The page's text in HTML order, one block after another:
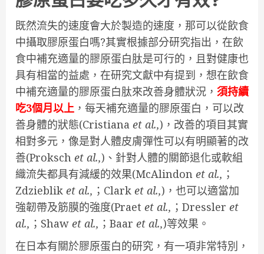
既然流失的速度會大於製造的速度，那可以從飲食
中攝取膠原蛋白嗎?其實根據部分研究指出，在飲
食中補充適量的膠原蛋白肽是可行的，且對健康也
具有相當的益處，在研究文獻中有提到，想在飲食
中補充適量的膠原蛋白肽來改善身體狀況， 須持續
吃3個月以上 ，每天補充適量的膠原蛋白，可以改
善身體的狀態(Cristiana et al.,)，改善的項目其實
相對多元，像是對人體皮膚彈性可以有明顯著的改
善(Proksch et al.,)、針對人體的關節退化或軟組
織流失都具有減緩的效果(McAlindon et al., ；
Zdzieblik et al., ；Clark et al.,)，也可以適當加
強韌帶及筋膜的強度(Praet et al., ；Dressler et
al., ；Shaw et al., ；Baar et al.,)等效果。
在日本有關於膠原蛋白的研究，有一項非常特別，